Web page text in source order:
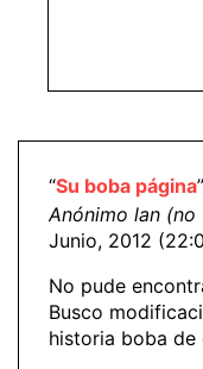
“Su boba página”
Anónimo lan
Junio, 2012
No pude
Busco
historia boba de